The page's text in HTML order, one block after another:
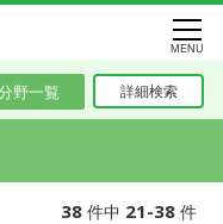
野一覧 詳細検索
MENU
38件中 21-38件